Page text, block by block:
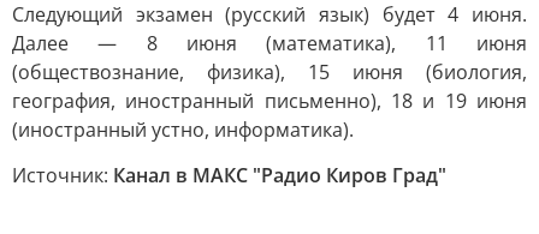
Следующий экзамен (русский язык) будет 4 июня.
Далее — 8 июня (математика), 11 июня
(обществознание, физика), 15 июня (биология,
география, иностранный письменно), 18 и 19 июня
(иностранный устно, информатика).
Источник: Канал в МАКС "Радио Киров Град"